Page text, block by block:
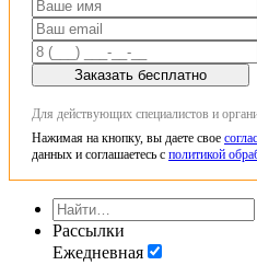
Заказать бесплатно
Для действующих специалистов и
Нажимая на кнопку, вы даете свое
данных и соглашаетесь с политикой
Рассылки
Ежедневная